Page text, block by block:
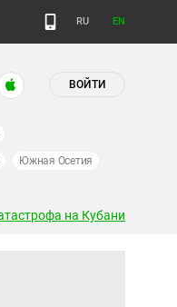
RU EN
ВОЙТИ
Южная Осетия
на Кубани